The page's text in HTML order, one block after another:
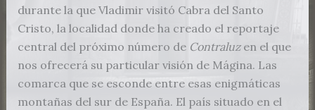
durante la que Vladimir visitó Cabra del Santo
Cristo, la localidad donde ha creado el reportaje
central del próximo número de Contraluz en el que
nos ofrecerá su particular visión de Mágina. Las
comarca que se esconde entre esas enigmáticas
montañas del sur de España. El país situado en el